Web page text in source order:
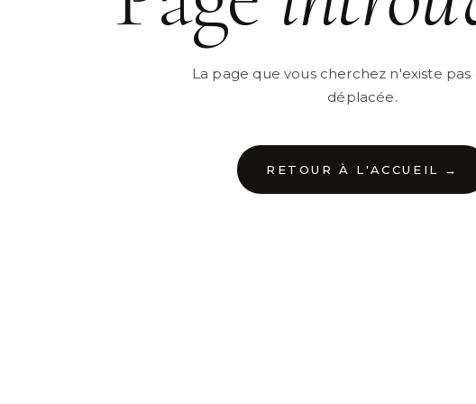
La page que vous cherchez n'existe pas
déplacée.
RETOUR À L'ACCUEIL →